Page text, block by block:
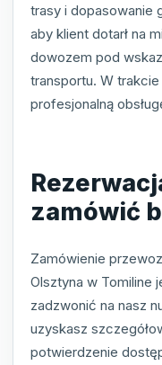
trasy i dopasowanie
aby klient dotarł na
dowozem pod
transportu. W
profesjonalną
zamówić
Zamówienie
Olsztyna w Tomiline
zadzwonić na nasz
uzyskasz
potwierdzenie